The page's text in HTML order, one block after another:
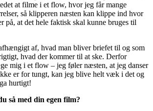
at filme i et flow, hvor jeg får mange
så klipperen næsten kan klippe ind hvor
på, at det hele faktisk skal kunne bruges til
af, hvad man bliver briefet til og som
hvad der kommer til at ske. Derfor
mig i et flow – jeg føler næsten, at jeg danser
er for tungt, kan jeg blive helt væk i det og
hurtigt!
så med din egen film?